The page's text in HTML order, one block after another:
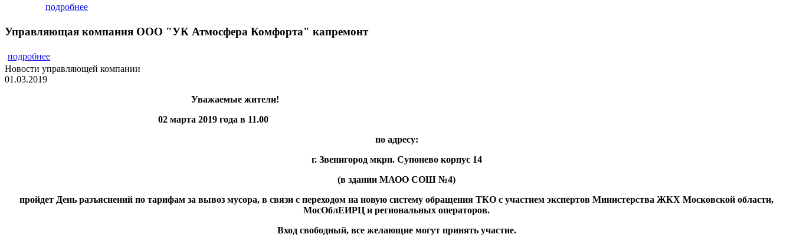
подробнее
Управляющая компания ООО "УК Атмосфера Комфорта" капремонт
подробнее
Новости управляющей компании
01.03.2019
Уважаемые жители!
02 марта 2019 года в 11.00
по адресу:
г. Звенигород мкрн. Супонево корпус 14
(в здании МАОО СОШ №4)
пройдет День разъяснений по тарифам за вывоз мусора, в связи с переходом на новую систему обращения ТКО с участием экспертов Министерства ЖКХ Московской области,
МосОблЕИРЦ и региональных операторов.
Вход свободный, все желающие могут принять участие.